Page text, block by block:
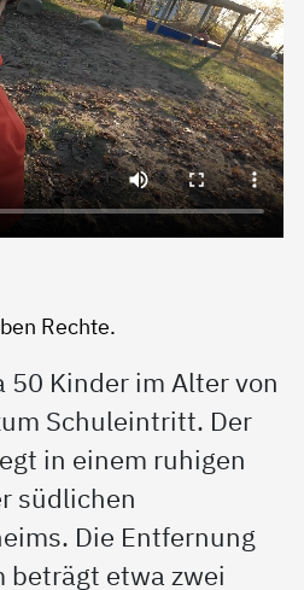
Kinder im Alter von
Schuleintritt. Der
in einem ruhigen
südlichen
Die Entfernung
beträgt etwa zwei